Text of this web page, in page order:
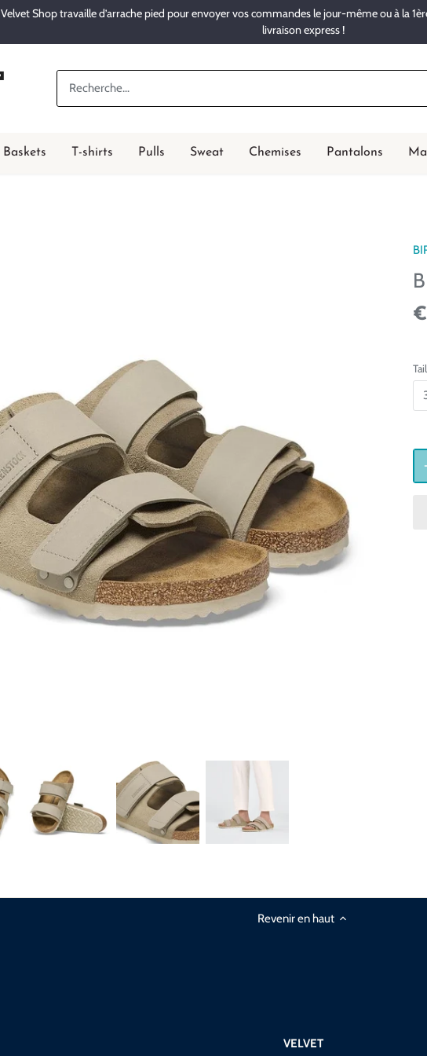
Velvet Shop travaille d’arrache pied pour envoyer vos commandes le jour-même ou à la
livraison express !
Baskets T-shirts Pulls Sweat Chemises Pantalons
Revenir en haut
VELVET